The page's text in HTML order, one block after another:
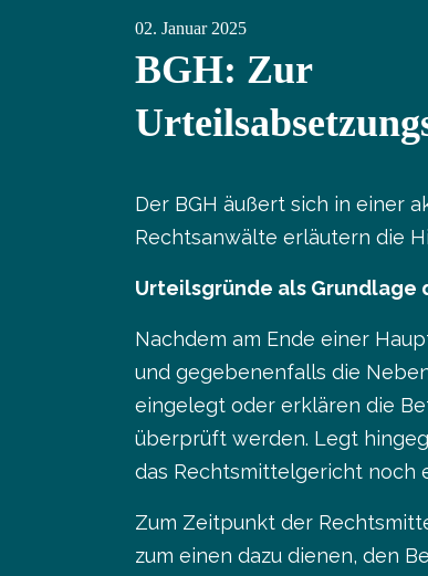
02. Januar 2025
BGH: Zur
Der BGH äußert sich in einer
Rechtsanwälte erläutern die
Urteilsgründe als
Nachdem am Ende einer
und gegebenenfalls die
eingelegt oder erklären die
überprüft werden. Legt
das Rechtsmittelgericht noch
Zum Zeitpunkt der
zum einen dazu dienen, den